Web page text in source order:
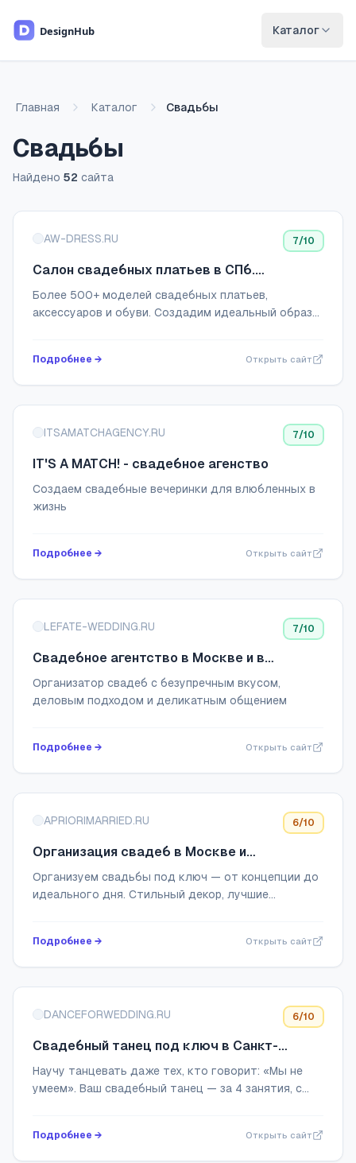
Каталог
Главная Каталог Свадьбы
Свадьбы
Найдено 52 сайта
Список сайтов
AW-DRESS.RU 7/10
Салон свадебных платьев в СПб.
AlisaWedding — ваш волшебный свадебный
образ
Более 500+ моделей свадебных платьев,
аксессуаров и обуви. Создадим идеальный образ
Подробнее → Открыть сайт
ITSAMATCHAGENCY.RU 7/10
IT'S A MATCH! - свадебное агенство
Создаем свадебные вечеринки для влюбленных в
жизнь
Подробнее → Открыть сайт
LEFATE-WEDDING.RU 7/10
Свадебное агентство в Москве и в
Московской области
Организатор свадеб с безупречным вкусом,
деловым подходом и деликатным общением
Подробнее → Открыть сайт
APRIORIMARRIED.RU 6/10
Организация свадеб в Москве и
Подмосковье. Свадебное агентство Apriori
Married.
Организуем свадьбы под ключ — от концепции до
идеального дня. Стильный декор, лучшие
Подробнее → Открыть сайт
DANCEFORWEDDING.RU 6/10
Свадебный танец под ключ в Санкт-
Петербурге — Хореограф №1 для
молодожёнов
Научу танцевать даже тех, кто говорит: «Мы не
умеем». Ваш свадебный танец — за 4 занятия, с
невесты....
Подробнее → Открыть сайт